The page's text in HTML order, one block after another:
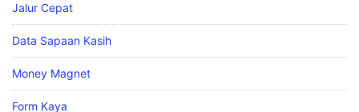
Jalur Cepat
Data Sapaan Kasih
Money Magnet
Form Kaya